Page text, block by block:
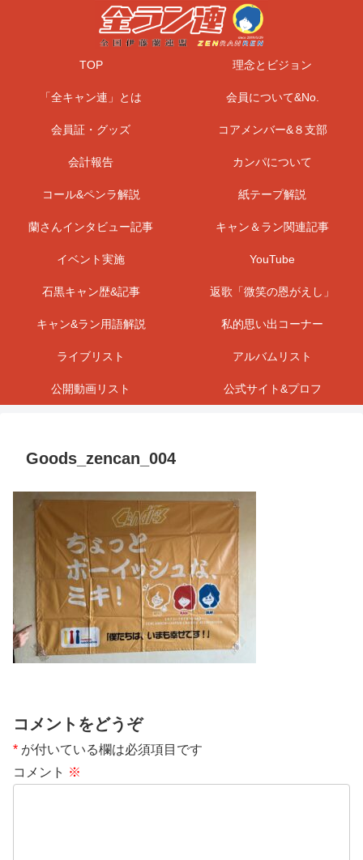
TOP 理念とビジョン
「全キャン連」とは 会員について&No.
会員証・グッズ コアメンバー&８支部
会計報告 カンパについて
コール&ペンラ解説 紙テープ解説
蘭さんインタビュー記事 キャン＆ラン関連記事
イベント実施 YouTube
石黒キャン歴&記事 返歌「微笑の恩がえし」
キャン&ラン用語解説 私的思い出コーナー
ライブリスト アルバムリスト
公開動画リスト 公式サイト&プロフ
Goods_zencan_004
コメントをどうぞ
* が付いている欄は必須項目です
コメント ※